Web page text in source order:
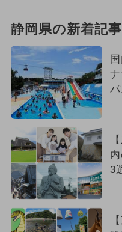
静岡県の新着記事
3